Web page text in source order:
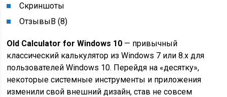
Скриншоты
ОтзывыВ (8)
Old Calculator for Windows 10 — привычный
классический калькулятор из Windows 7 или 8.x для
пользователей Windows 10. Перейдя на «десятку»,
некоторые системные инструменты и приложения
изменили свой внешний дизайн, став не совсем